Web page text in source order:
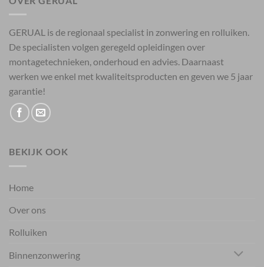
GERUAL is de regionaal specialist in zonwering en rolluiken.
De specialisten volgen geregeld opleidingen over
montagetechnieken, onderhoud en advies. Daarnaast
werken we enkel met kwaliteitsproducten en geven we 5 jaar
garantie!
BEKIJK OOK
Home
Over ons
Rolluiken
Binnenzonwering